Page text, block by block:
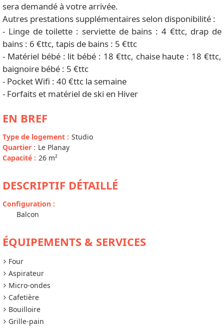
sera demandé à votre arrivée.
Autres prestations supplémentaires selon disponibilité :
- Linge de toilette : serviette de bains : 4 €ttc, drap de
bains : 6 €ttc, tapis de bains : 5 €ttc
- Matériel bébé : lit bébé : 18 €ttc, chaise haute : 18 €ttc,
baignoire bébé : 5 €ttc
- Pocket Wifi : 40 €ttc la semaine
- Forfaits et matériel de ski en Hiver
EN BREF
Type de logement : Studio
Quartier : Le Planay
Capacité : 26 m²
DESCRIPTIF DÉTAILLÉ
Configuration :
Balcon
ÉQUIPEMENTS & SERVICES
Four
Aspirateur
Micro-ondes
Cafetière
Bouilloire
Grille-pain